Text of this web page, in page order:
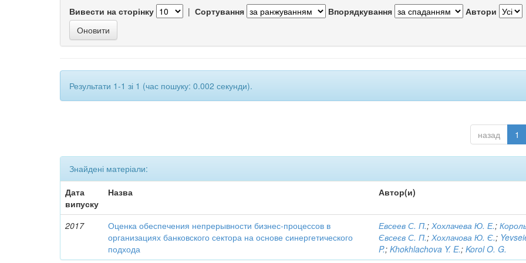
Вивести на сторінку | Сортування Впорядкування Автори
Результати 1-1 зі 1 (час пошуку: 0.002 секунди).
назад 1
Знайдені матеріали:
Дата
випуску
Назва Автор(и)
2017
Оценка обеспечения непрерывности бизнес-процессов в
организациях банковского сектора на основе синергетического
подхода
Евсеев С. П.;Хохлачева Ю. Е.;
Євсеєв С. П.;Хохлачова Ю. Є.;
P.;Khokhlachova Y. E.;Korol O. G.